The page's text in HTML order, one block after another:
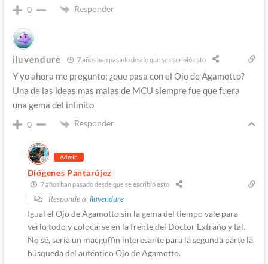
0 Responder
iluvendure 7 años han pasado desde que se escribió esto
Y yo ahora me pregunto; ¿que pasa con el Ojo de Agamotto?
Una de las ideas mas malas de MCU siempre fue que fuera
una gema del infinito
0 Responder
Admin
Diógenes Pantarújez
7 años han pasado desde que se escribió esto
Responde a iluvendure
Igual el Ojo de Agamotto sin la gema del tiempo vale para
verlo todo y colocarse en la frente del Doctor Extraño y tal.
No sé, sería un macguffin interesante para la segunda parte la
búsqueda del auténtico Ojo de Agamotto.